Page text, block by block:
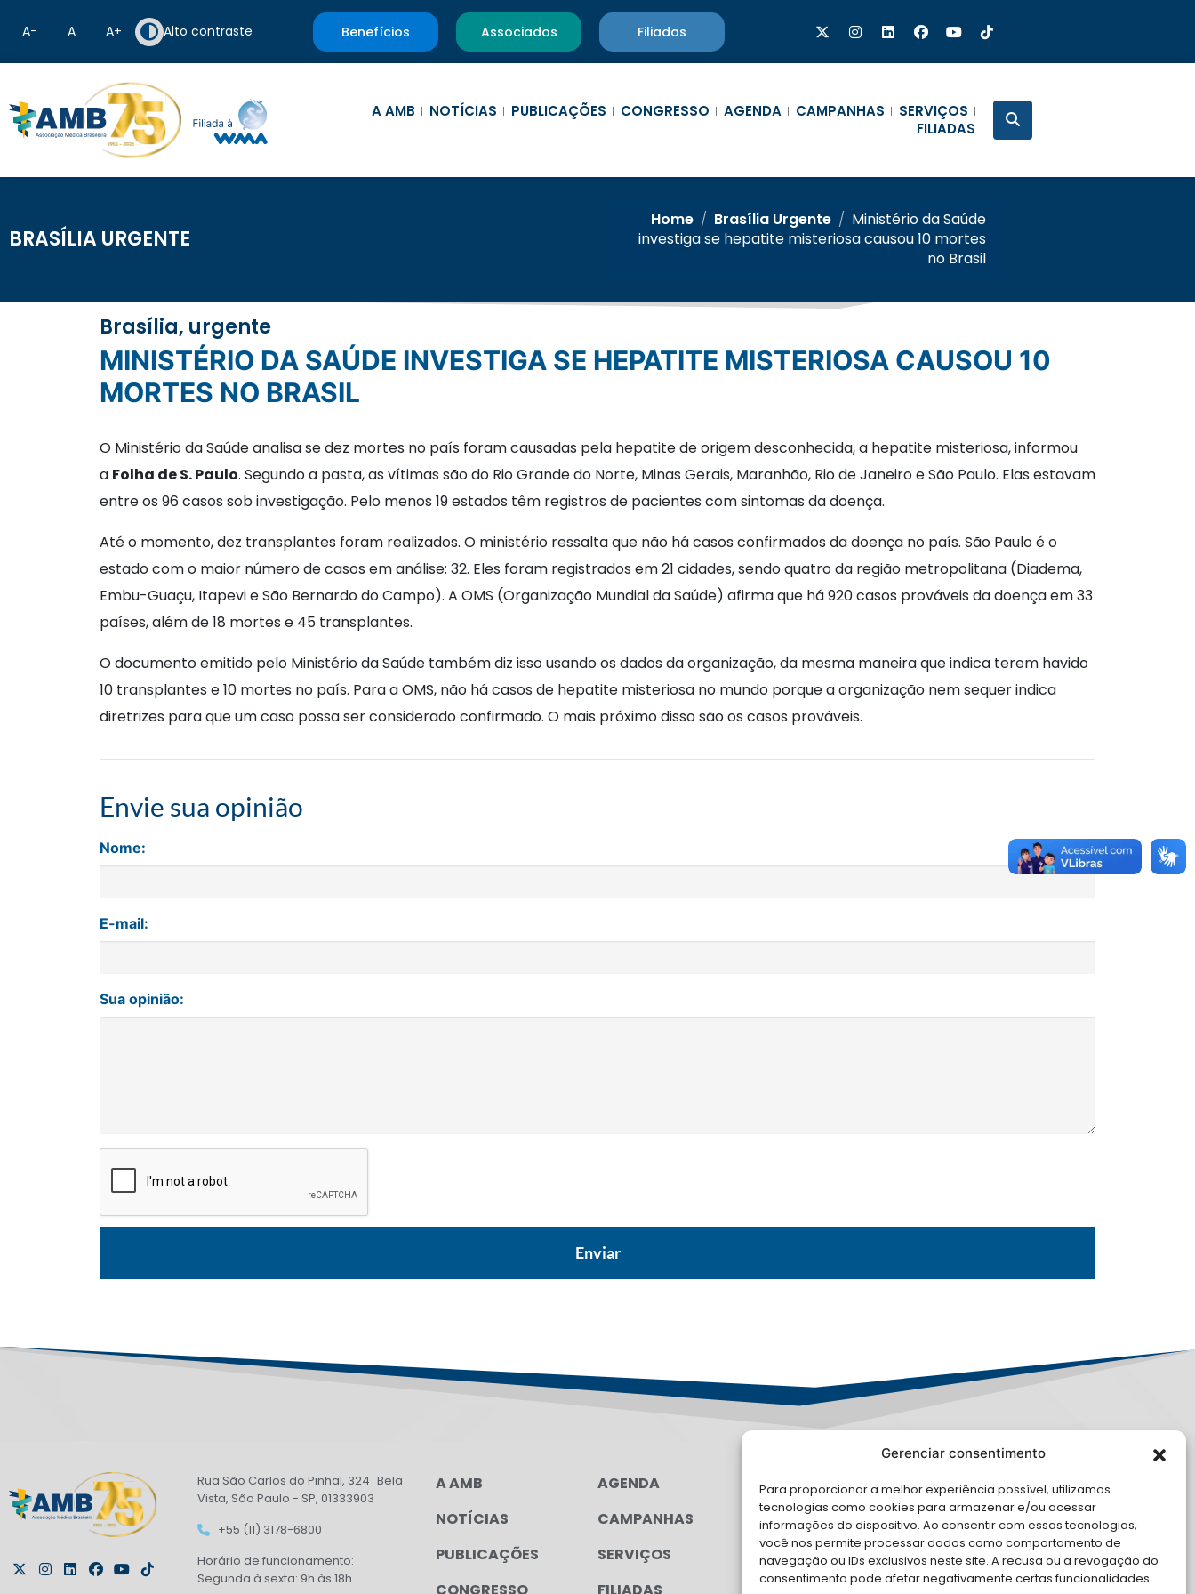
Gerenciar consentimento
Para proporcionar a melhor experiência possível, utilizamos
tecnologias como cookies para armazenar e/ou acessar
informações do dispositivo. Ao consentir com essas tecnologias,
você nos permite processar dados como comportamento de
navegação ou IDs exclusivos neste site. A recusa ou a revogação do
consentimento pode afetar negativamente certas funcionalidades.
A− A A+ Alto contraste Benefícios Associados Filiadas
A AMB NOTÍCIAS PUBLICAÇÕES CONGRESSO AGENDA CAMPANHAS
SERVIÇOS
FILIADAS
BRASÍLIA URGENTE
Home / Brasília Urgente / Ministério da Saúde
investiga se hepatite misteriosa causou 10 mortes
no Brasil
Brasília, urgente
MINISTÉRIO DA SAÚDE INVESTIGA SE HEPATITE MISTERIOSA CAUSOU 10
MORTES NO BRASIL
O Ministério da Saúde analisa se dez mortes no país foram causadas pela hepatite de origem desconhecida, a hepatite misteriosa, informou
a Folha de S. Paulo. Segundo a pasta, as vítimas são do Rio Grande do Norte, Minas Gerais, Maranhão, Rio de Janeiro e São Paulo. Elas estavam
entre os 96 casos sob investigação. Pelo menos 19 estados têm registros de pacientes com sintomas da doença.
Até o momento, dez transplantes foram realizados. O ministério ressalta que não há casos confirmados da doença no país. São Paulo é o
estado com o maior número de casos em análise: 32. Eles foram registrados em 21 cidades, sendo quatro da região metropolitana (Diadema,
Embu-Guaçu, Itapevi e São Bernardo do Campo). A OMS (Organização Mundial da Saúde) afirma que há 920 casos prováveis da doença em 33
países, além de 18 mortes e 45 transplantes.
O documento emitido pelo Ministério da Saúde também diz isso usando os dados da organização, da mesma maneira que indica terem havido
10 transplantes e 10 mortes no país. Para a OMS, não há casos de hepatite misteriosa no mundo porque a organização nem sequer indica
diretrizes para que um caso possa ser considerado confirmado. O mais próximo disso são os casos prováveis.
Envie sua opinião
Nome:
E-mail:
Sua opinião:
Rua São Carlos do Pinhal, 324 Bela
Vista, São Paulo - SP, 01333903
+55 (11) 3178-6800
Horário de funcionamento:
Segunda à sexta: 9h às 18h
A AMB
NOTÍCIAS
PUBLICAÇÕES
CONGRESSO
AGENDA
CAMPANHAS
SERVIÇOS
FILIADAS
LGPD
FALE CONOSCO
Solicite Apoio Institucional da AMB
para o seu evento